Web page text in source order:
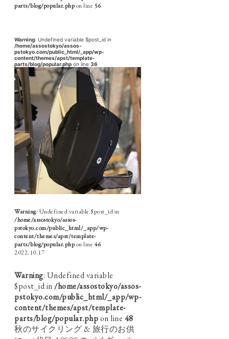
parts/blog/popular.phpon line 56
Warning: Undefined variable $post_id in
/home/assostokyo/assos-
pstokyo.com/public_html/_app/wp-
content/themes/apst/template-
parts/blog/popular.php on line 36
Warning: Undefined variable $post_id in
/home/assostokyo/assos-
pstokyo.com/public_html/_app/wp-
content/themes/apst/template-
parts/blog/popular.phpon line 46
2022.10.17
Warning: Undefined variable
$post_id in/home/assostokyo/assos-
pstokyo.com/public_html/_app/wp-
content/themes/apst/template-
parts/blog/popular.phpon line 48
秋のサイクリング & 旅行のお供